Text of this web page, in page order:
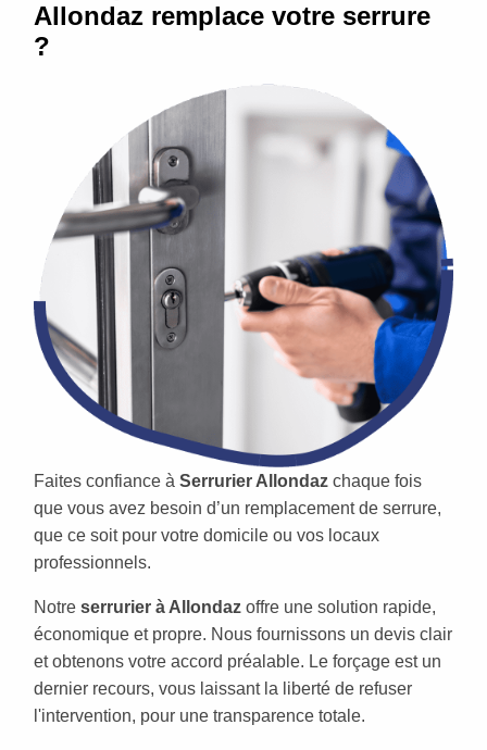
Allondaz remplace votre serrure
?
Faites confiance à Serrurier Allondaz chaque fois
que vous avez besoin d’un remplacement de serrure,
que ce soit pour votre domicile ou vos locaux
professionnels.
Notre serrurier à Allondaz offre une solution rapide,
économique et propre. Nous fournissons un devis clair
et obtenons votre accord préalable. Le forçage est un
dernier recours, vous laissant la liberté de refuser
l'intervention, pour une transparence totale.